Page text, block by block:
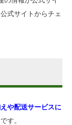
式サイトからチェ
や配送サービスに
です。